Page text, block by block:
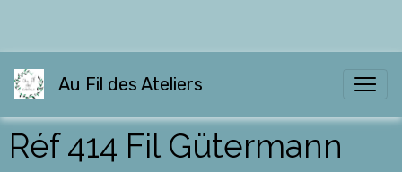
Au Fil des Ateliers
Réf 414 Fil Gütermann